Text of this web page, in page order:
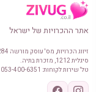
אתר ההכרויות של ישראל
זיווג הכרויות, מס' עוסק מורשה 201040284
סיגלית 1212, מזכרת בתיה.
טל' שירות לקוחות: 053-400-6351